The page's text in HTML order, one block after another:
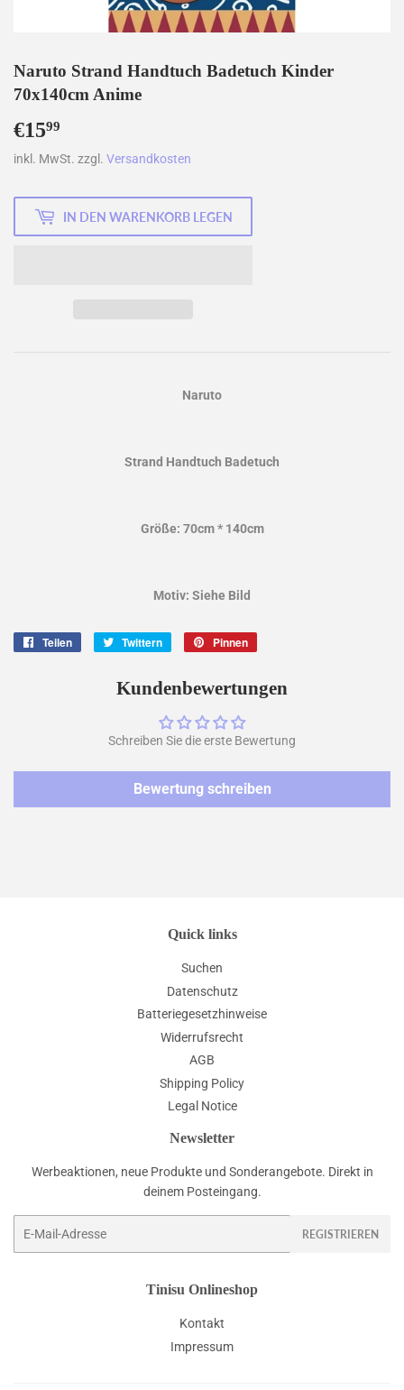
Naruto Strand Handtuch Badetuch Kinder
70x140cm Anime
€1599
inkl. MwSt. zzgl. Versandkosten
IN DEN WARENKORB LEGEN
Naruto
Strand Handtuch Badetuch
Größe: 70cm * 140cm
Motiv: Siehe Bild
Teilen Twittern
twittern
Pinnen
pinnen
Kundenbewertungen
Schreiben Sie die erste Bewertung
Bewertung schreiben
Quick links
Suchen
Datenschutz
Batteriegesetzhinweise
Widerrufsrecht
AGB
Shipping Policy
Legal Notice
Newsletter
Werbeaktionen, neue Produkte und Sonderangebote. Direkt in
deinem Posteingang.
REGISTRIEREN
Tinisu Onlineshop
Kontakt
Impressum